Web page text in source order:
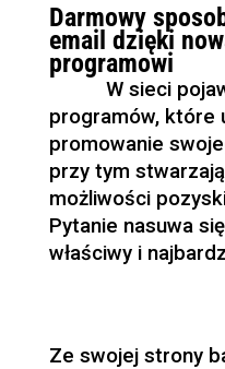
Darmowy
email dzięki
programowi
W sieci
programów, które
promowanie
przy tym
możliwości
Pytanie nasuwa
właściwy i
Ze swojej strony